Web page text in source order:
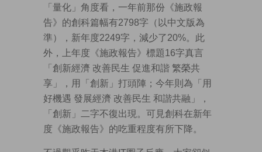
「量化」角度看，一年前那份《施政報
告》的創科篇幅有2798字（以中文版為
準），新年度2249字，減少了20%。此
外，上年度《施政報告》標題16字真言
「創新經濟 改善民生 促進和諧 繁榮共
享」，用「創新」打頭陣；今年則為「用
好機遇 發展經濟 改善民生 和諧共融」，
「創新」二字不復出現。可見創科在新年
度《施政報告》的吃重程度有所下降。